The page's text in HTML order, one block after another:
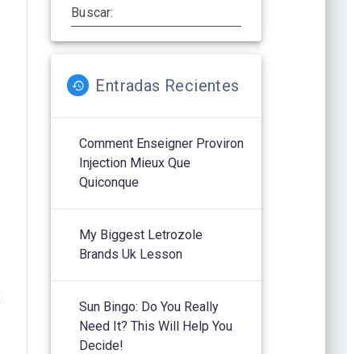
Buscar:
Entradas Recientes
Comment Enseigner Proviron
Injection Mieux Que
Quiconque
My Biggest Letrozole
Brands Uk Lesson
Sun Bingo: Do You Really
Need It? This Will Help You
Decide!